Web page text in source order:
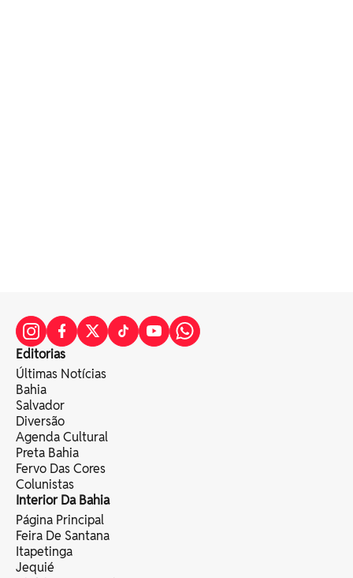
Editorias
Últimas Notícias
Bahia
Salvador
Diversão
Agenda Cultural
Preta Bahia
Fervo Das Cores
Colunistas
Interior Da Bahia
Página Principal
Feira De Santana
Itapetinga
Jequié